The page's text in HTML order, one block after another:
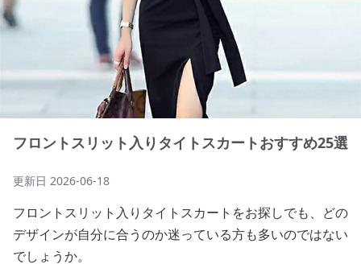
フロントスリット入りタイトスカートおすすめ25選
更新日 2026-06-18
フロントスリット入りタイトスカートをお探しでも、どの
デザインが自分に合うのか迷っている方も多いのではない
でしょうか。